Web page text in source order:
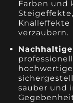
Farben und
Knalleffekte
verzaubern.
sauber und